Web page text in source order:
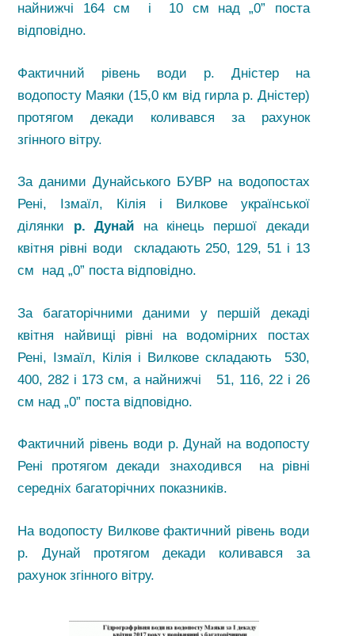
найнижчі 164 см і 10 см над „0” поста
відповідно.
Фактичний рівень води р. Дністер на
водопосту Маяки (15,0 км від гирла р. Дністер)
протягом декади коливався за рахунок
згінного вітру.
За даними Дунайського БУВР на водопостах
Рені, Ізмаїл, Кілія і Вилкове української
ділянки р. Дунай на кінець першої декади
квітня рівні води складають 250, 129, 51 і 13
см над „0” поста відповідно.
За багаторічними даними у першій декаді
квітня найвищі рівні на водомірних постах
Рені, Ізмаїл, Кілія і Вилкове складають 530,
400, 282 і 173 см, а найнижчі 51, 116, 22 і 26
см над „0” поста відповідно.
Фактичний рівень води р. Дунай на водопосту
Рені протягом декади знаходився на рівні
середніх багаторічних показників.
На водопосту Вилкове фактичний рівень води
р. Дунай протягом декади коливався за
рахунок згінного вітру.